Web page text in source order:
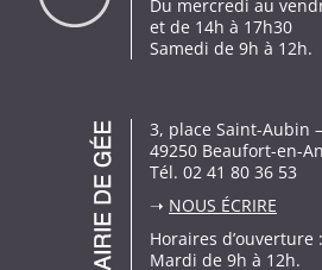
Du mercredi au
et de 14h à 17h30
Samedi de 9h à 12h.
3, place Saint-Aubin
49250 Beaufort-en-
Tél. 02 41 80 36 53
➝ NOUS ÉCRIRE
Horaires d’ouverture :
Mardi de 9h à 12h.